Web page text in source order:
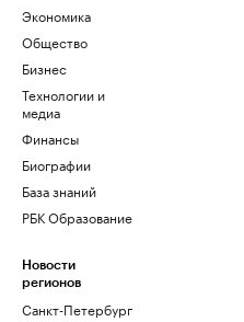
Экономика
Общество
Бизнес
Технологии и
медиа
Финансы
Биографии
База знаний
РБК Образование
Новости
регионов
Санкт-Петербург